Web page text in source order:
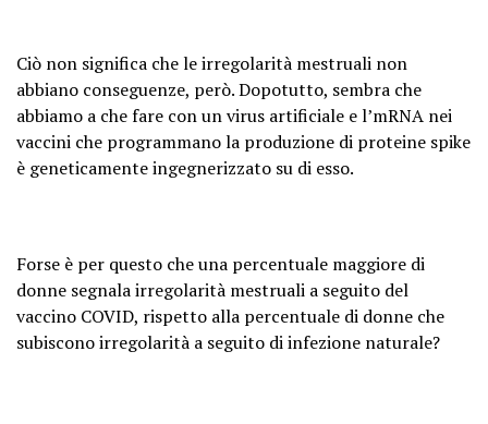
Ciò non significa che le irregolarità mestruali non
abbiano conseguenze, però. Dopotutto, sembra che
abbiamo a che fare con un virus artificiale e l’mRNA nei
vaccini che programmano la produzione di proteine spike
è geneticamente ingegnerizzato su di esso.
Forse è per questo che una percentuale maggiore di
donne segnala irregolarità mestruali a seguito del
vaccino COVID, rispetto alla percentuale di donne che
subiscono irregolarità a seguito di infezione naturale?